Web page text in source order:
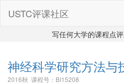
USTC评课社区
写任何大学的课程点
神经科学研究方法与
2016秋 课程号：BI15208